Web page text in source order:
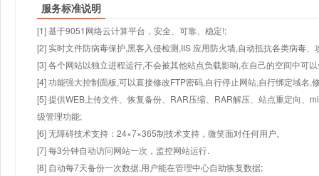
服务标准说明
[1] 基于9051网络云计算平台，安全、可靠、稳定!;
[2] 实时文件防病毒保护,黑客入侵检测,IIS 应用防火墙,自动抵抗各类病毒、
[3] 各个网站以独立进程运行,不会被其他站点负载影响,在自己的空间中可
[4] 功能强大控制面板,可以直接修改FTP密码,自行停止网站,自行绑定域名,
[5] 提供WEB上传文件、恢复备份、RAR压缩、RAR解压、站点重定向、
级管理功能;
[6] 无障碍技术支持：24×7×365制技术支持，微笑面对任何用户。
[7] 每3分钟自动访问网站一次，监控网站运行.
[8] 自动每7天备份一次数据,用户能在管理中心自助恢复数据;